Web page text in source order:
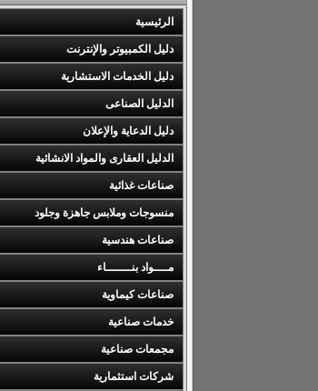
الرئيسية
دليل الكمبيوتر والإنترنت
دليل الخدمات الاستشارية
الدليل الصناعى
دليل الدعاية والإعلان
الدليل العقارى والمواد الانشائية
صناعات غذائية
منسوجات وملابس جاهزة وجلود
صناعات هندسية
مــــواد بنـــــــاء
صناعات كيماوية
خدمات صناعية
مجمعات صناعية
شركات استثمارية